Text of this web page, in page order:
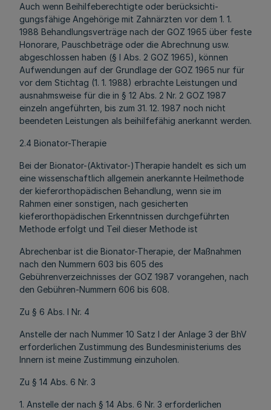
Auch wenn Beihilfeberechtigte oder berücksichti-
gungsfähige Angehörige mit Zahnärzten vor dem 1. 1.
1988 Behandlungsverträge nach der GOZ 1965 über feste
Honorare, Pauschbeträge oder die Abrechnung usw.
abgeschlossen haben (§ l Abs. 2 GOZ 1965), können
Aufwendungen auf der Grundlage der GOZ 1965 nur für
vor dem Stichtag (1. 1. 1988) erbrachte Leistungen und
ausnahmsweise für die in § 12 Abs. 2 Nr. 2 GOZ 1987
einzeln angeführten, bis zum 31. 12. 1987 noch nicht
beendeten Leistungen als beihilfefähig anerkannt werden.
2.4 Bionator-Therapie
Bei der Bionator-(Aktivator-)Therapie handelt es sich um
eine wissenschaftlich allgemein anerkannte Heilmethode
der kieferorthopädischen Behandlung, wenn sie im
Rahmen einer sonstigen, nach gesicherten
kieferorthopädischen Erkenntnissen durchgeführten
Methode erfolgt und Teil dieser Methode ist
Abrechenbar ist die Bionator-Therapie, der Maßnahmen
nach den Nummern 603 bis 605 des
Gebührenverzeichnisses der GOZ 1987 vorangehen, nach
den Gebühren-Nummern 606 bis 608.
Zu § 6 Abs. l Nr. 4
Anstelle der nach Nummer 10 Satz l der Anlage 3 der BhV
erforderlichen Zustimmung des Bundesministeriums des
Innern ist meine Zustimmung einzuholen.
Zu § 14 Abs. 6 Nr. 3
1. Anstelle der nach § 14 Abs. 6 Nr. 3 erforderlichen